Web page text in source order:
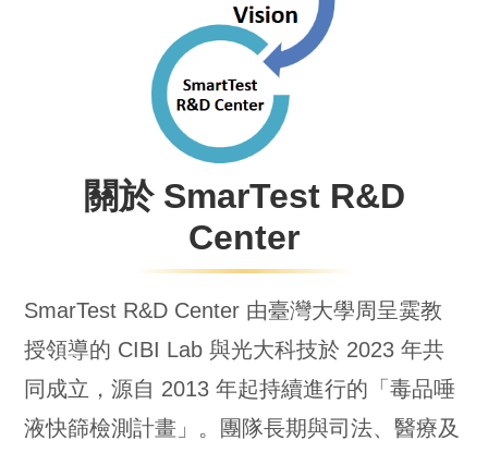
關於 SmarTest R&D
Center
SmarTest R&D Center 由臺灣大學周呈霙教
授領導的 CIBI Lab 與光大科技於 2023 年共
同成立，源自 2013 年起持續進行的「毒品唾
液快篩檢測計畫」。團隊長期與司法、醫療及